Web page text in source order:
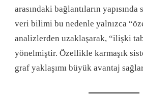
arasındaki bağlantıların yapısında
veri bilimi bu nedenle yalnızca
analizlerden uzaklaşarak, “ilişki
yönelmiştir. Özellikle karmaşık
graf yaklaşımı büyük avantaj